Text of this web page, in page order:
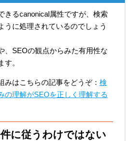
きるcanonical属性ですが、検索
うに処理されているのでしょう
、SEOの観点からみた有用性な
す。
みはこちらの記事をどうぞ： 検
の理解がSEOを正しく理解する
に従うわけではない